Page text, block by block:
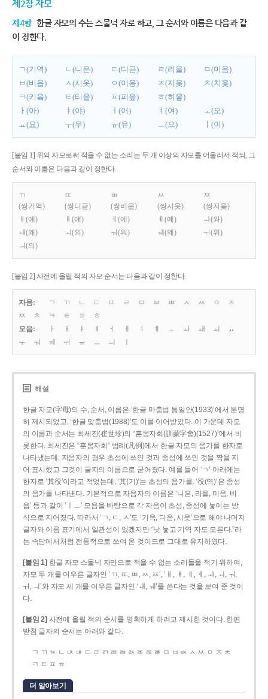
제2장 자모
제4항 한글 자모의 수는 스물넉 자로 하고, 그 순서와 이름은 다음과 같
이 정한다.
ㄱ(기역) ㄴ(니은) ㄷ(디귿) ㄹ(리을)
ㅁ(미음)
ㅂ(비읍)
ㅅ(시옷) ㅇ(이응) ㅈ(지읒)
ㅊ(치읓)
ㅋ(키읔)
ㅌ(티읕) ㅍ(피읖)
ㅎ(히읗)
ㅏ(아)
ㅑ(야) ㅓ(어) ㅕ(여)
ㅗ(오)
ㅛ(요)
ㅜ(우) ㅠ(유) ㅡ(으) ㅣ(이)
[붙임 1] 위의 자모로써 적을 수 없는 소리는 두 개 이상의 자모를 어울러서 적되, 그
순서와 이름은 다음과 같이 정한다.
ㄲ
(쌍기역)
ㄸ
(쌍디귿)
ㅃ
(쌍비읍)
ㅆ
(쌍시옷)
ㅉ
(쌍지읒)
ㅐ(애)
ㅒ(얘) ㅔ(에) ㅖ(예)
ㅘ(와)
ㅙ(왜)
ㅚ(외) ㅝ(워) ㅞ(웨)
ㅟ(위)
ㅢ(의)
[붙임 2] 사전에 올릴 적의 자모 순서는 다음과 같이 정한다.
자음: ㄱ ㄲ ㄴ ㄷ ㄸ ㄹ ㅁ ㅂ ㅃ ㅅ ㅆ ㅇ
ㅈ
ㅉ
ㅊ ㅋ ㅌ ㅍ
ㅎ
모음:
ㅏ ㅐ ㅑ ㅒ ㅓ ㅔ ㅕ ㅖ ㅗ ㅘ ㅙ ㅚ
ㅛ
ㅜ
ㅝ ㅞ ㅟ ㅠ ㅡ ㅢ
해설
한글 자모(字母)의 수, 순서, 이름은 ‘한글 마춤법 통일안(1933)’에서 분명
히 제시되었고, ‘한글 맞춤법(1988)’도 이를 이어받았다. 이 가운데 자모
의 이름과 순서는 최세진(崔世珍)의 “훈몽자회(訓蒙字會)(1527)”에서 비
롯한다. 최세진은 “훈몽자회” 범례(凡例)에서 한글 자모의 음가를 한자로
나타냈는데, 자음자의 경우 초성에 쓰인 것과 종성에 쓰인 것을 짝을 지
어 표시했고 그것이 글자의 이름으로 굳어졌다. 예를 들어 ‘ㄱ’ 아래에는
한자로 ‘其役’이라고 적었는데, ‘其(기)’는 초성의 음가를, ‘役(역)’은 종성
의 음가를 나타낸다. 기본적으로 자음자의 이름은 ‘니은, 리을, 미음, 비
읍’ 등과 같이 ‘ㅣㅡ’ 모음을 바탕으로 각 자음이 초성, 종성에 놓이는 방
식으로 지어졌다. 따라서 ‘ㄱ, ㄷ, ㅅ’도 ‘기윽, 디읃, 시읏’으로 해야 나머지
글자와 이름 표기에서 일관성이 있겠지만 “낫 놓고 기역 자도 모른다.”라
는 속담에서처럼 전통적으로 쓰여 온 것이므로 그대로 유지하였다.
[붙임 1] 한글 자모 스물넉 자만으로 적을 수 없는 소리들을 적기 위하여,
자모 두 개를 어우른 글자인 ‘ㄲ, ㄸ, ㅃ, ㅆ, ㅉ’, ‘ㅐ, ㅒ, ㅔ, ㅖ, ㅘ, ㅚ, ㅝ,
ㅟ, ㅢ’와 자모 세 개를 어우른 글자인 ‘ㅙ, ㅞ’를 쓴다는 것을 보여 준 것이
다.
[붙임 2] 사전에 올릴 적의 순서를 명확하게 하려고 제시한 것이다. 한편
받침 글자의 순서는 아래와 같다.
ㄱ ㄲ ㄳ ㄴ ㄵ ㄶ ㄷ ㄹ ㄺ ㄻ ㄼ ㄽ ㄾ ㄿ ㅀ ㅁ ㅂ ㅄ ㅅ ㅆ ㅇ ㅈ ㅊ
ㅋ ㅌ ㅍ ㅎ
더 알아보기